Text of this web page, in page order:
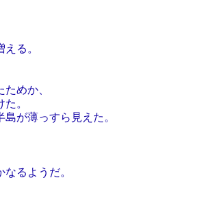
る。
めか、
た。
薄っすら見えた。
るようだ。